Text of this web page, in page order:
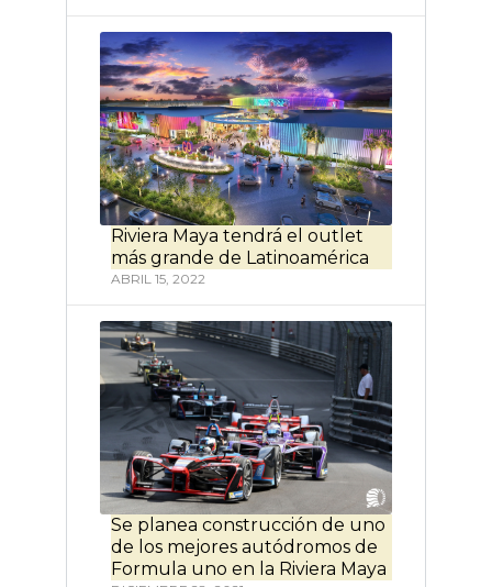
Riviera Maya tendrá el outlet
más grande de Latinoamérica
ABRIL 15, 2022
Se planea construcción de uno
de los mejores autódromos de
Formula uno en la Riviera Maya